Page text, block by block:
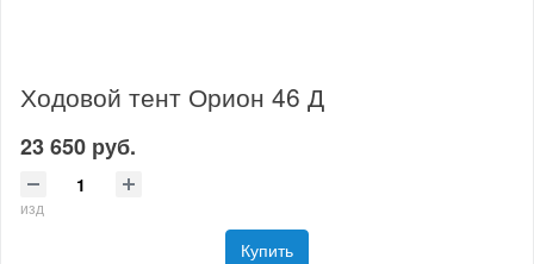
Ходовой тент Орион 46 Д
23 650 руб.
изд
Купить